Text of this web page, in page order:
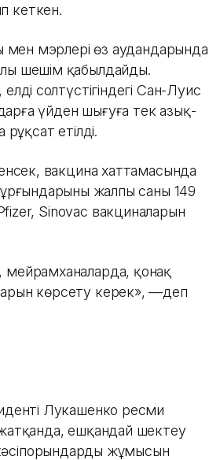
кеткен.
мен мэрлері өз аудандарында
шешім қабылдайды.
солтүстігіндегі Сан-Луис
үйден шығуға тек азық-
етілді.
вакцина хаттамасында
жалпы саны 149
Sinovac вакциналарын
қонақ
көрсету керек», —деп
Лукашенко ресми
ешқандай шектеу
жұмысын